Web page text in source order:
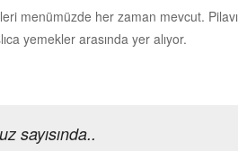
menümüzde her zaman mevcut. Pilavı
yemekler arasında yer alıyor.
sayısında..